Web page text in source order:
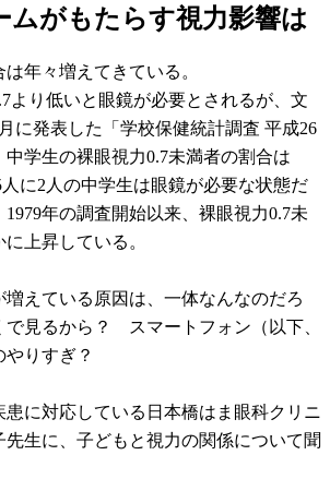
ムがもたらす視力影響は
年々増えてきている。
より低いと眼鏡が必要とされるが、文
に発表した「学校保健統計調査 平成26
学生の裸眼視力0.7未満者の割合は
に2人の中学生は眼鏡が必要な状態だ
年の調査開始以来、裸眼視力0.7未
上昇している。
えている原因は、一体なんなのだろ
見るから？ スマートフォン（以下、
やりすぎ？
に対応している日本橋はま眼科クリニ
先生に、子どもと視力の関係について聞